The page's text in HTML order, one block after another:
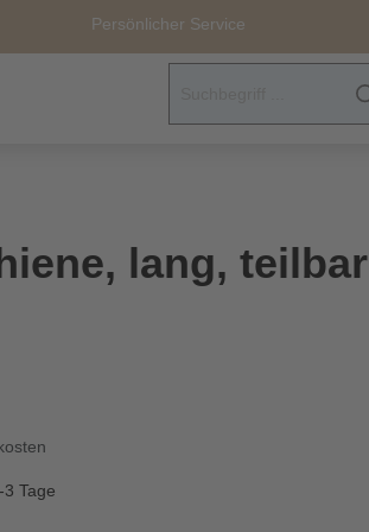
Persönlicher Service
&
lang, teilbar
Tage